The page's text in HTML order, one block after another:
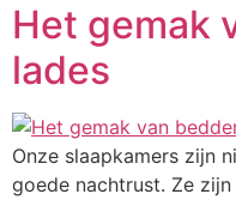
Het gemak
lades
Onze slaapkamers zijn
goede nachtrust. Ze